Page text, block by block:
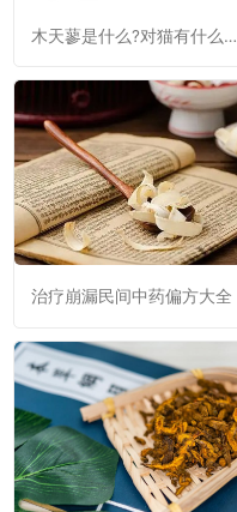
木天蓼是什么?对猫有什么作
治疗崩漏民间中药偏方大全